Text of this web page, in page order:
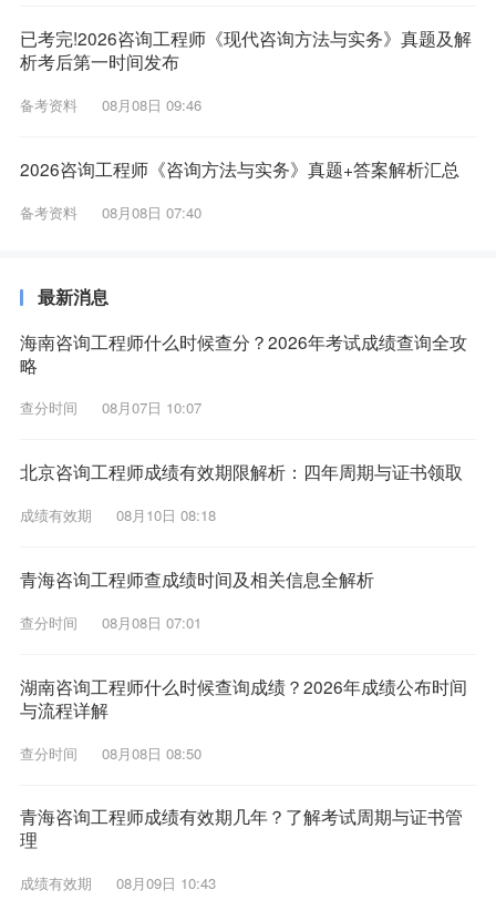
已考完!2026咨询工程师《现代咨询方法与实务》真题及解
析考后第一时间发布
备考资料 08月08日 09:46
2026咨询工程师《咨询方法与实务》真题+答案解析汇总
备考资料 08月08日 07:40
最新消息
海南咨询工程师什么时候查分？2026年考试成绩查询全攻
略
查分时间 08月07日 10:07
北京咨询工程师成绩有效期限解析：四年周期与证书领取
成绩有效期 08月10日 08:18
青海咨询工程师查成绩时间及相关信息全解析
查分时间 08月08日 07:01
湖南咨询工程师什么时候查询成绩？2026年成绩公布时间
与流程详解
查分时间 08月08日 08:50
青海咨询工程师成绩有效期几年？了解考试周期与证书管
理
成绩有效期 08月09日 10:43